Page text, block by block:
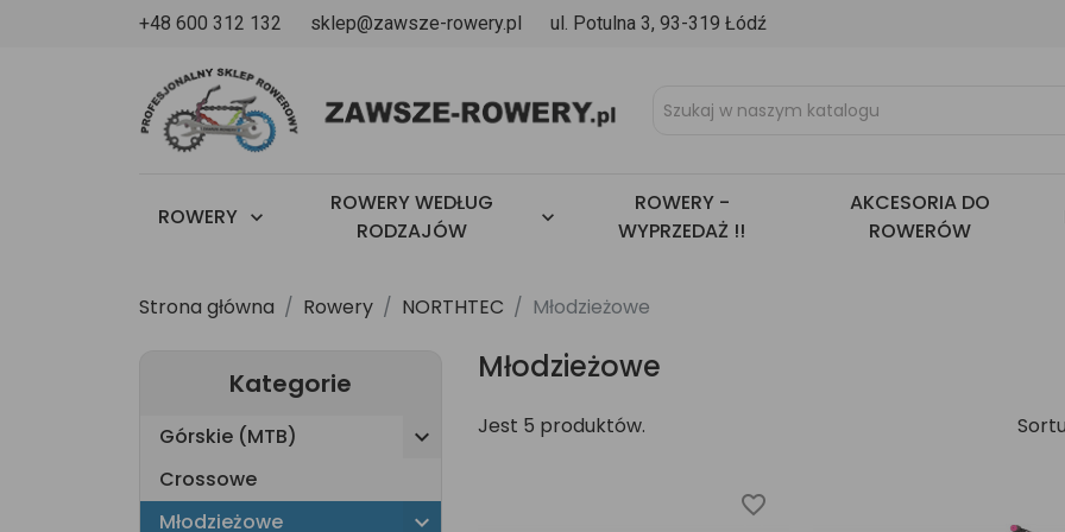
+48 600 312 132 sklep@zawsze-rowery.pl ul. Potulna 3, 93-319 Łódź
ROWERY 
ROWERY WEDŁUG
RODZAJÓW

ROWERY -
WYPRZEDAŻ !!
AKCESORIA DO
ROWERÓW
Strona główna Rowery NORTHTEC Młodzieżowe
Kategorie
Górskie (MTB) 
Crossowe
Młodzieżowe

Młodzieżowe
Jest 5 produktów.
favorite_border